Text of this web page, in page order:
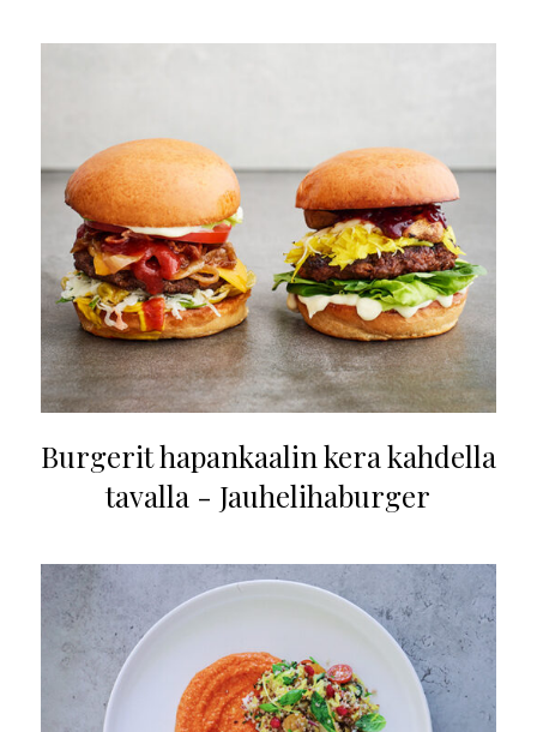
Burgerit hapankaalin kera kahdella
tavalla - Jauhelihaburger